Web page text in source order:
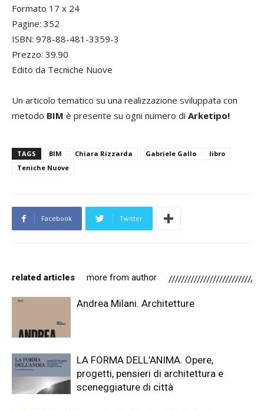
Formato 17 x 24
Pagine: 352
ISBN: 978-88-481-3359-3
Prezzo: 39.90
Edito da Tecniche Nuove
Un articolo tematico su una realizzazione sviluppata con
metodo BIM è presente su ogni numero di Arketipo!
TAGS BIM Chiara Rizzarda Gabriele Gallo
libro
Teniche Nuove
Facebook Twitter
related articles more from author
Andrea Milani. Architetture
LA FORMA DELL’ANIMA. Opere,
progetti, pensieri di architettura e
sceneggiature di città